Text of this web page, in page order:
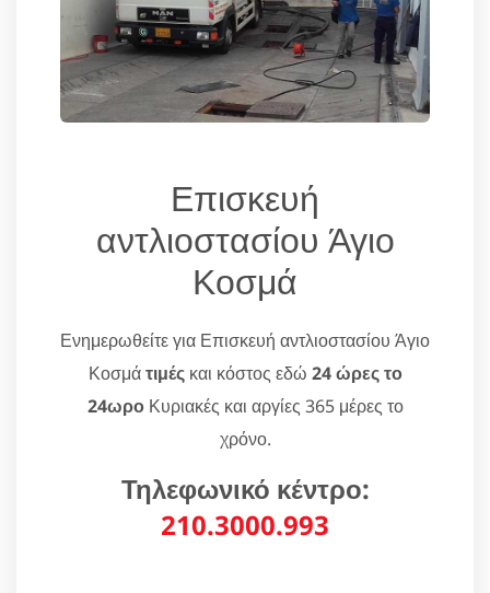
Επισκευή
αντλιοστασίου Άγιο
Κοσμά
Ενημερωθείτε για Επισκευή αντλιοστασίου Άγιο
Κοσμάτιμέςκαι κόστος εδώ 24 ώρες το
24ωροΚυριακές και αργίες 365 μέρες το
χρόνο.
Τηλεφωνικό κέντρο:
210.3000.993